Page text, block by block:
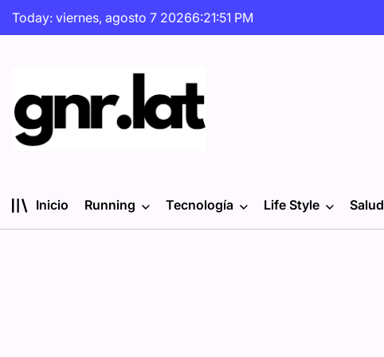
Skip
Today: viernes, agosto 7 20266:21:51 PM
Inicio Running Tecnología Life Style Salud